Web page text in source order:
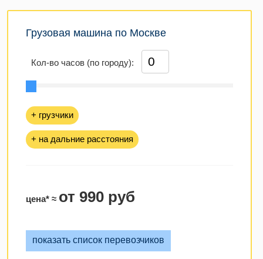
Грузовая машина по Москве
Кол-во часов (по городу):
+ грузчики
+ на дальние расстояния
цена* ≈ от 990 руб
показать список перевозчиков